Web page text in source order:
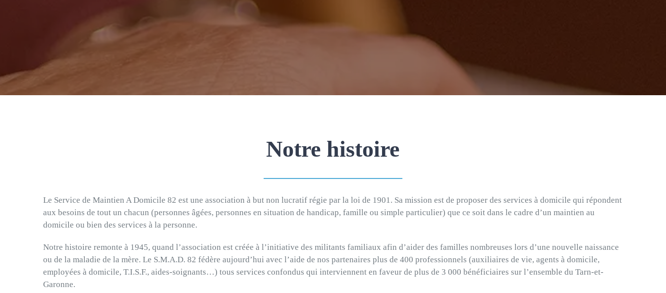
Notre histoire
Le Service de Maintien A Domicile 82 est une association à but non lucratif régie par la loi de 1901. Sa mission est de proposer des services à domicile qui répondent
aux besoins de tout un chacun (personnes âgées, personnes en situation de handicap, famille ou simple particulier) que ce soit dans le cadre d’un maintien au
domicile ou bien des services à la personne.
Notre histoire remonte à 1945, quand l’association est créée à l’initiative des militants familiaux afin d’aider des familles nombreuses lors d’une nouvelle naissance
ou de la maladie de la mère. Le S.M.A.D. 82 fédère aujourd’hui avec l’aide de nos partenaires plus de 400 professionnels (auxiliaires de vie, agents à domicile,
employées à domicile, T.I.S.F., aides-soignants…) tous services confondus qui interviennent en faveur de plus de 3 000 bénéficiaires sur l’ensemble du Tarn-et-
Garonne.